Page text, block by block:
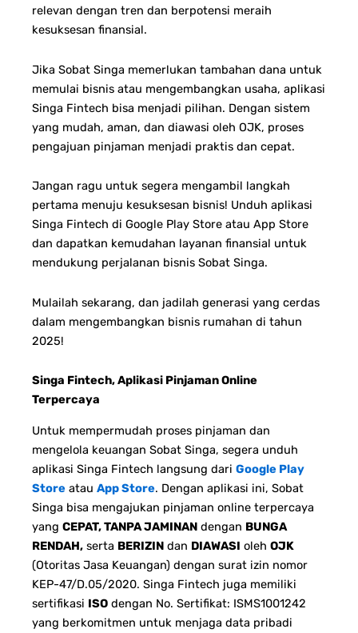
relevan dengan tren dan berpotensi meraih
kesuksesan finansial.
Jika Sobat Singa memerlukan tambahan dana untuk
memulai bisnis atau mengembangkan usaha, aplikasi
Singa Fintech bisa menjadi pilihan. Dengan sistem
yang mudah, aman, dan diawasi oleh OJK, proses
pengajuan pinjaman menjadi praktis dan cepat.
Jangan ragu untuk segera mengambil langkah
pertama menuju kesuksesan bisnis! Unduh aplikasi
Singa Fintech di Google Play Store atau App Store
dan dapatkan kemudahan layanan finansial untuk
mendukung perjalanan bisnis Sobat Singa.
Mulailah sekarang, dan jadilah generasi yang cerdas
dalam mengembangkan bisnis rumahan di tahun
2025!
Singa Fintech, Aplikasi Pinjaman Online
Terpercaya
Untuk mempermudah proses pinjaman dan
mengelola keuangan Sobat Singa, segera unduh
aplikasi Singa Fintech langsung dari Google Play
Store atau App Store. Dengan aplikasi ini, Sobat
Singa bisa mengajukan pinjaman online terpercaya
yang CEPAT, TANPA JAMINAN dengan BUNGA
RENDAH, serta BERIZIN dan DIAWASI oleh OJK
(Otoritas Jasa Keuangan) dengan surat izin nomor
KEP-47/D.05/2020. Singa Fintech juga memiliki
sertifikasi ISO dengan No. Sertifikat: ISMS1001242
yang berkomitmen untuk menjaga data pribadi